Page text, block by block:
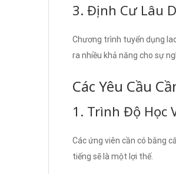
3. Định Cư Lâu
Chương trình tuyển dụng
ra nhiều khả năng cho sự
Các Yêu Cầu
1. Trình Độ Học
Các ứng viên cần có bằng
tiếng sẽ là một lợi thế.